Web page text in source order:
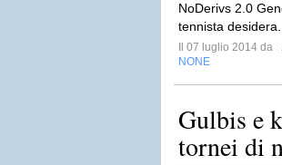
NoDerivs 2.0
tennista
Il 07 luglio 2014 da
NONE
Gulbis e
tornei di